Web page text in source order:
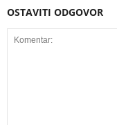
OSTAVITI ODGOVOR